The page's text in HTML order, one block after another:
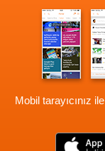
Mobil tarayıcınız